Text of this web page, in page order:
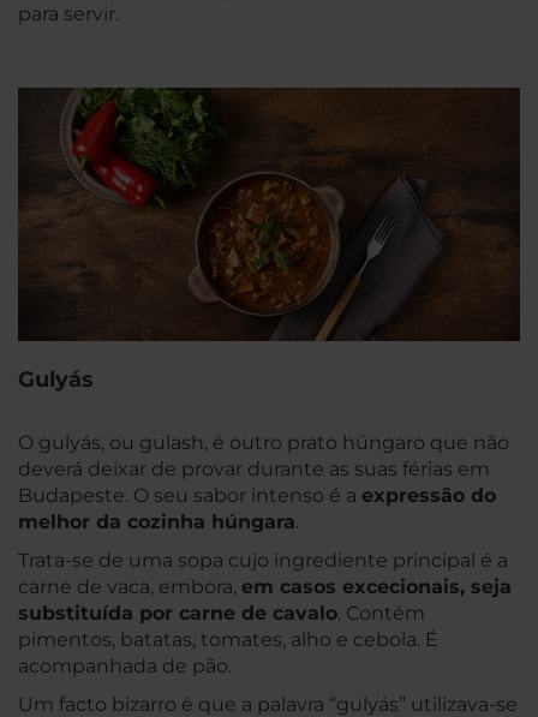
para servir.
Gulyás
O gulyás, ou gulash, é outro prato húngaro que não
deverá deixar de provar durante as suas férias em
Budapeste. O seu sabor intenso é a expressão do
melhor da cozinha húngara.
Trata-se de uma sopa cujo ingrediente principal é a
carne de vaca, embora, em casos excecionais, seja
substituída por carne de cavalo. Contém
pimentos, batatas, tomates, alho e cebola. É
acompanhada de pão.
Um facto bizarro é que a palavra “gulyás” utilizava-se